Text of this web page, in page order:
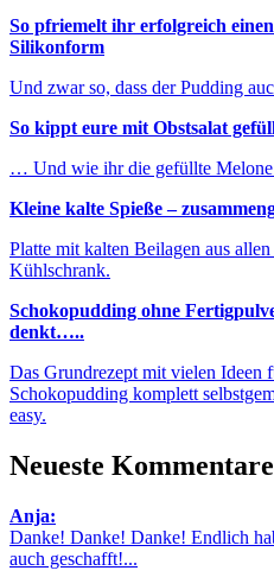
So pfriemelt ihr erfolgreich
Silikonform
Und zwar so, dass der Pudding
So kippt eure mit Obstsalat
… Und wie ihr die gefüllte Melone
Kleine kalte Spieße –
Platte mit kalten Beilagen aus
Kühlschrank.
Schokopudding ohne
denkt…..
Das Grundrezept mit vielen Ideen
Schokopudding komplett
easy.
Neueste Kommentare
Anja:
Danke! Danke! Danke! Endlich
auch geschafft!...